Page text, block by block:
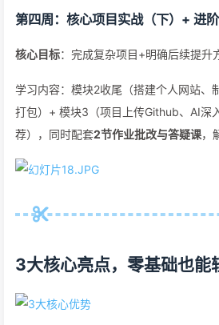
第四周：核心项目实战（下）+ 进
核心目标：完成复杂项目+明确后续提升
学习内容：模块2收尾（搭建个人网站、
打包）+ 模块3（项目上传Github、AI深
荐），同时配套2节作业批改与答疑课，
3大核心亮点，零基础也能